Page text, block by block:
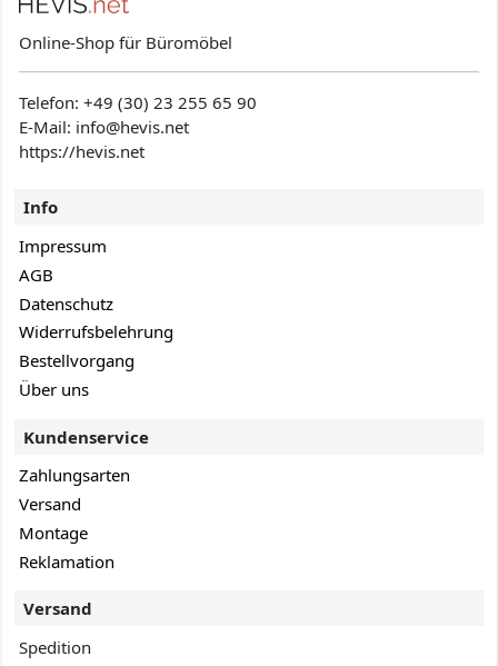
Online-Shop für Büromöbel
Telefon:+49 (30) 23 255 65 90
E-Mail: info@hevis.net
https://hevis.net
Info
Impressum
AGB
Datenschutz
Widerrufsbelehrung
Bestellvorgang
Über uns
Kundenservice
Zahlungsarten
Versand
Montage
Reklamation
Versand
Spedition